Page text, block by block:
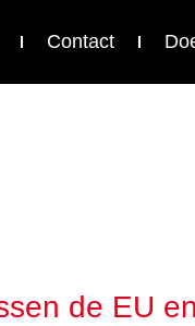
Contact
de EU